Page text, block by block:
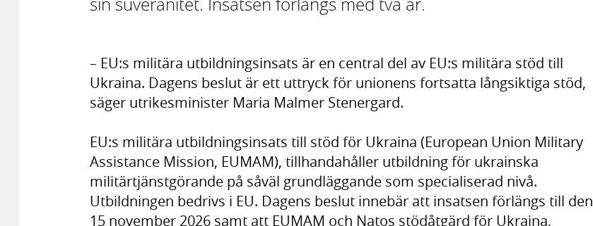
– EU:s militära utbildningsinsats är en central del av EU:s militära stöd till
Ukraina. Dagens beslut är ett uttryck för unionens fortsatta långsiktiga stöd,
säger utrikesminister Maria Malmer Stenergard.
EU:s militära utbildningsinsats till stöd för Ukraina (European Union Military
Assistance Mission, EUMAM), tillhandahåller utbildning för ukrainska
militärtjänstgörande på såväl grundläggande som specialiserad nivå.
Utbildningen bedrivs i EU. Dagens beslut innebär att insatsen förlängs till den
15 november 2026 samt att EUMAM och Natos stödåtgärd för Ukraina,